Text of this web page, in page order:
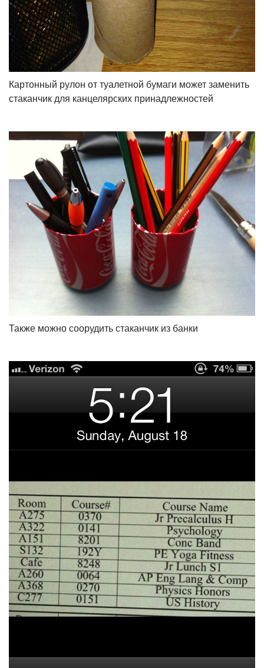
Картонный рулон от туалетной бумаги может заменить
стаканчик для канцелярских принадлежностей
Также можно соорудить стаканчик из банки